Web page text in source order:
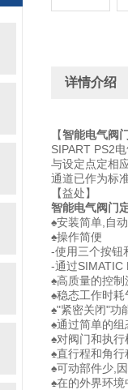
详情介绍
【智能电气阀
SIPART PS2
与设定点定相
通道已作为标
【益处】
智能电气阀门
♠安装简单,自
♠操作简便
-使用三个按钮
-通过SIMATIC
♠高质量的控
♠稳态工作时
♠"紧密关闭"功
♠通过简单的
♠对阀门和执
♠直行程和角
♠可动部件少,
♠在的外界环